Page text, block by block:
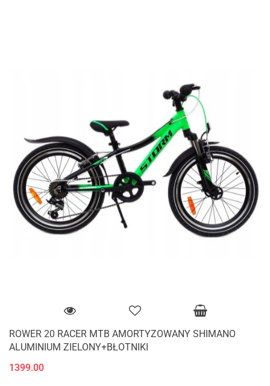
ROWER 20 RACER MTB AMORTYZOWANY SHIMANO
ALUMINIUM ZIELONY+BŁOTNIKI
1399.00